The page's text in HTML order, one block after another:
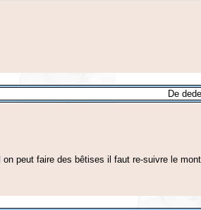
De
peut faire des bêtises il faut re-suivre le